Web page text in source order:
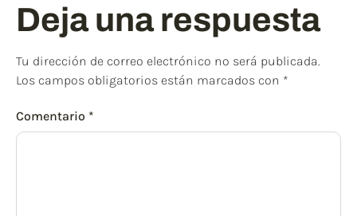
Deja una respuesta
Tu dirección de correo electrónico no será publicada.
Los campos obligatorios están marcados con *
Comentario *